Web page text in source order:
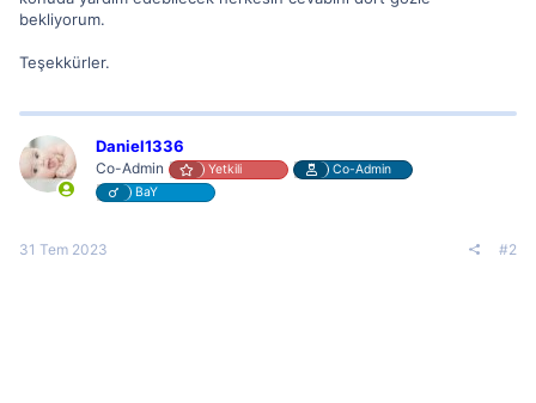
bekliyorum.
Teşekkürler.
Daniel1336
Co-Admin Yetkili
Co-Admin
BaY
31 Tem 2023 #2